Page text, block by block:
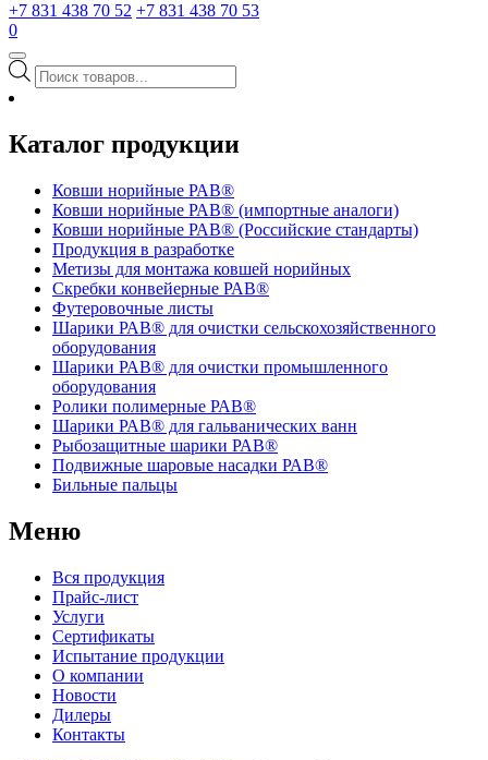
+7 831 438 70 52 +7 831 438 70 53
0
Поиск
товаров
Каталог продукции
Ковши норийные РАВ®
Ковши норийные РАВ® (импортные аналоги)
Ковши норийные РАВ® (Российские стандарты)
Продукция в разработке
Метизы для монтажа ковшей норийных
Скребки конвейерные РАВ®
Футеровочные листы
Шарики РАВ® для очистки сельскохозяйственного
оборудования
Шарики РАВ® для очистки промышленного
оборудования
Ролики полимерные РАВ®
Шарики РАВ® для гальванических ванн
Рыбозащитные шарики РАВ®
Подвижные шаровые насадки РАВ®
Бильные пальцы
Меню
Вся продукция
Прайс-лист
Услуги
Сертификаты
Испытание продукции
О компании
Новости
Дилеры
Контакты